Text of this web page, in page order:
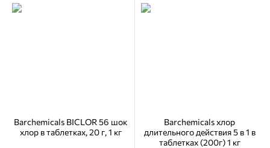
Barchemicals BICLOR 56 шок
хлор в таблетках, 20 г, 1 кг
Barchemicals хлор
длительного действия 5 в 1 в
таблетках (200г) 1 кг